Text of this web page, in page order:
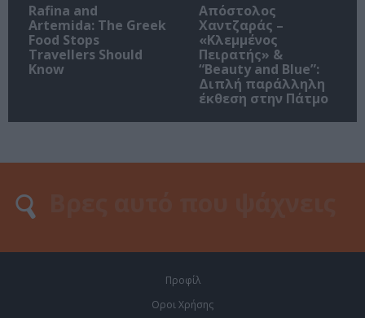
Rafina and
Artemida: The Greek
Food Stops
Travellers Should
Know
Απόστολος
Χαντζαράς –
«Κλεμμένος
Πειρατής» &
“Beauty and Blue”:
Διπλή παράλληλη
έκθεση στην Πάτμο
Προφίλ
Οροι Χρήσης